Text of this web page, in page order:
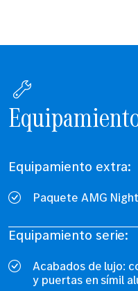
Equipamiento serie:
Acabados de lujo:
y puertas en símil
Equipamiento extra:
Paquete AMG Night